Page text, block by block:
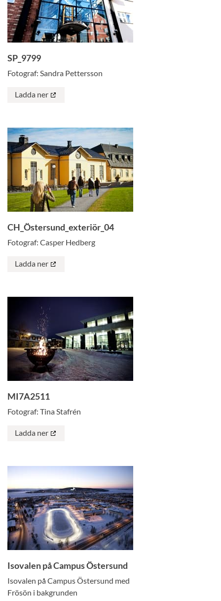
SP_9799
Fotograf: Sandra Pettersson
Ladda ner
CH_Östersund_exteriör_04
Fotograf: Casper Hedberg
Ladda ner
MI7A2511
Fotograf: Tina Stafrén
Ladda ner
Isovalen på Campus Östersund
Isovalen på Campus Östersund med
Frösön i bakgrunden